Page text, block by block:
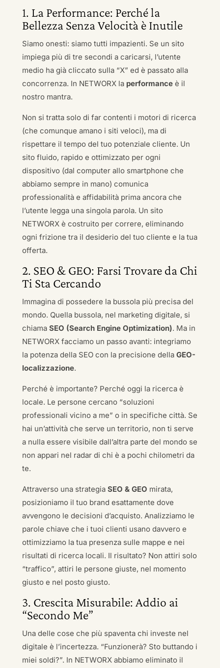
1. La Performance: Perché la
Bellezza Senza Velocità è Inutile
Siamo onesti: siamo tutti impazienti. Se un sito
impiega più di tre secondi a caricarsi, l’utente
medio ha già cliccato sulla “X” ed è passato alla
concorrenza. In NETWORX la performanceè il
nostro mantra.
Non si tratta solo di far contenti i motori di ricerca
(che comunque amano i siti veloci), ma di
rispettare il tempo del tuo potenziale cliente. Un
sito fluido, rapido e ottimizzato per ogni
dispositivo (dal computer allo smartphone che
abbiamo sempre in mano) comunica
professionalità e affidabilità prima ancora che
l’utente legga una singola parola. Un sito
NETWORX è costruito per correre, eliminando
ogni frizione tra il desiderio del tuo cliente e la tua
offerta.
2. SEO & GEO: Farsi Trovare da Chi
Ti Sta Cercando
Immagina di possedere la bussola più precisa del
mondo. Quella bussola, nel marketing digitale, si
chiama SEO (Search Engine Optimization). Ma in
NETWORX facciamo un passo avanti: integriamo
la potenza della SEO con la precisione della GEO-
localizzazione.
Perché è importante? Perché oggi la ricerca è
locale. Le persone cercano “soluzioni
professionali vicino a me” o in specifiche città. Se
hai un’attività che serve un territorio, non ti serve
a nulla essere visibile dall’altra parte del mondo se
non appari nel radar di chi è a pochi chilometri da
te.
Attraverso una strategia SEO & GEO mirata,
posizioniamo il tuo brand esattamente dove
avvengono le decisioni d’acquisto. Analizziamo le
parole chiave che i tuoi clienti usano davvero e
ottimizziamo la tua presenza sulle mappe e nei
risultati di ricerca locali. Il risultato? Non attiri solo
“traffico”, attiri le persone giuste, nel momento
giusto e nel posto giusto.
3. Crescita Misurabile: Addio ai
“Secondo Me”
Una delle cose che più spaventa chi investe nel
digitale è l’incertezza. “Funzionerà? Sto buttando i
miei soldi?”. In NETWORX abbiamo eliminato il